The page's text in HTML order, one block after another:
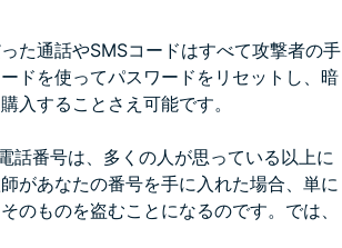
た通話やSMSコードはすべて攻撃者の手
ドを使ってパスワードをリセットし、暗
入することさえ可能です。
話番号は、多くの人が思っている以上に
があなたの番号を手に入れた場合、単に
のものを盗むことになるのです。では、